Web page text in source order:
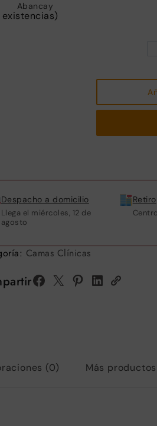
existencias)
Despacho a domicilio
Llega el miércoles, 12 de
agosto
Retiro
Camas Clínicas
(0) Más productos